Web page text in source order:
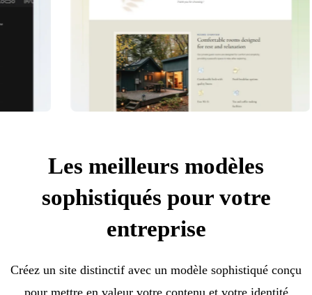
Les meilleurs modèles
sophistiqués pour votre
entreprise
Créez un site distinctif avec un modèle sophistiqué conçu
pour mettre en valeur votre contenu et votre identité